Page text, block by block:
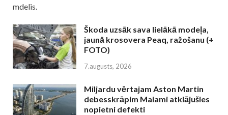
mdelis.
Škoda uzsāk sava lielākā modeļa,
jaunā krosovera Peaq, ražošanu (+
FOTO)
7.augusts, 2026
Miljardu vērtajam Aston Martin
debesskrāpim Maiami atklājušies
nopietni defekti